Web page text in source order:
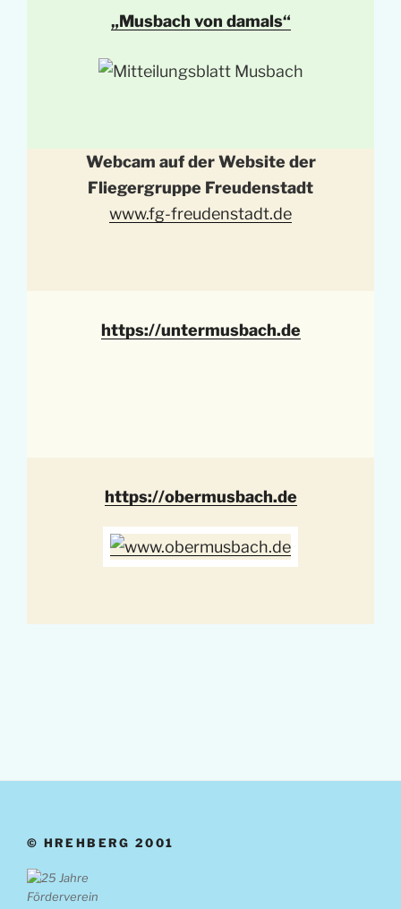
„Musbach von damals“
Webcam auf der Website der
Fliegergruppe Freudenstadt
www.fg-freudenstadt.de
https://untermusbach.de
https://obermusbach.de
© HREHBERG 2001